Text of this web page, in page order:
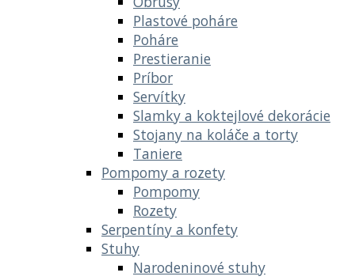
Plastové poháre
Poháre
Prestieranie
Príbor
Servítky
Slamky a koktejlové dekorácie
Stojany na koláče a torty
Taniere
Pompomy a rozety
Pompomy
Rozety
Serpentíny a konfety
Stuhy
Narodeninové stuhy